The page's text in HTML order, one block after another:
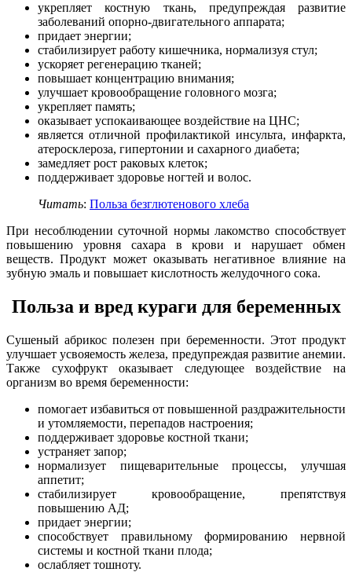
укрепляет костную ткань, предупреждая развитие
заболеваний опорно-двигательного аппарата;
придает энергии;
стабилизирует работу кишечника, нормализуя стул;
ускоряет регенерацию тканей;
повышает концентрацию внимания;
улучшает кровообращение головного мозга;
укрепляет память;
оказывает успокаивающее воздействие на ЦНС;
является отличной профилактикой инсульта, инфаркта,
атеросклероза, гипертонии и сахарного диабета;
замедляет рост раковых клеток;
поддерживает здоровье ногтей и волос.
Читать: Польза безглютенового хлеба
При несоблюдении суточной нормы лакомство способствует
повышению уровня сахара в крови и нарушает обмен
веществ. Продукт может оказывать негативное влияние на
зубную эмаль и повышает кислотность желудочного сока.
Польза и вред кураги для беременных
Сушеный абрикос полезен при беременности. Этот продукт
улучшает усвояемость железа, предупреждая развитие анемии.
Также сухофрукт оказывает следующее воздействие на
организм во время беременности:
помогает избавиться от повышенной раздражительности
и утомляемости, перепадов настроения;
поддерживает здоровье костной ткани;
устраняет запор;
нормализует пищеварительные процессы, улучшая
аппетит;
стабилизирует кровообращение, препятствуя
повышению АД;
придает энергии;
способствует правильному формированию нервной
системы и костной ткани плода;
ослабляет тошноту.